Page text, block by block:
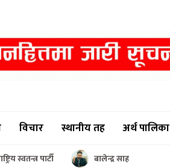
विचार स्थानीय तह अर्थ पालिका
स्वतन्त्र पार्टी बालेन्द्र साह